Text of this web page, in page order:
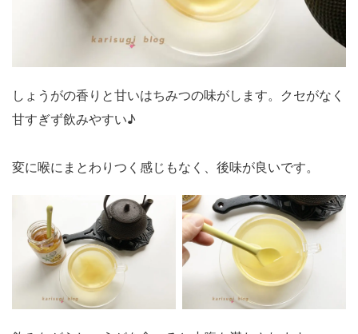
しょうがの香りと甘いはちみつの味がします。クセがなく
甘すぎず飲みやすい♪
変に喉にまとわりつく感じもなく、後味が良いです。